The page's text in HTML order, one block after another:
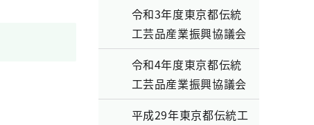
令和3年度東京都伝統
工芸品産業振興協議会
令和4年度東京都伝統
工芸品産業振興協議会
平成29年東京都伝統工